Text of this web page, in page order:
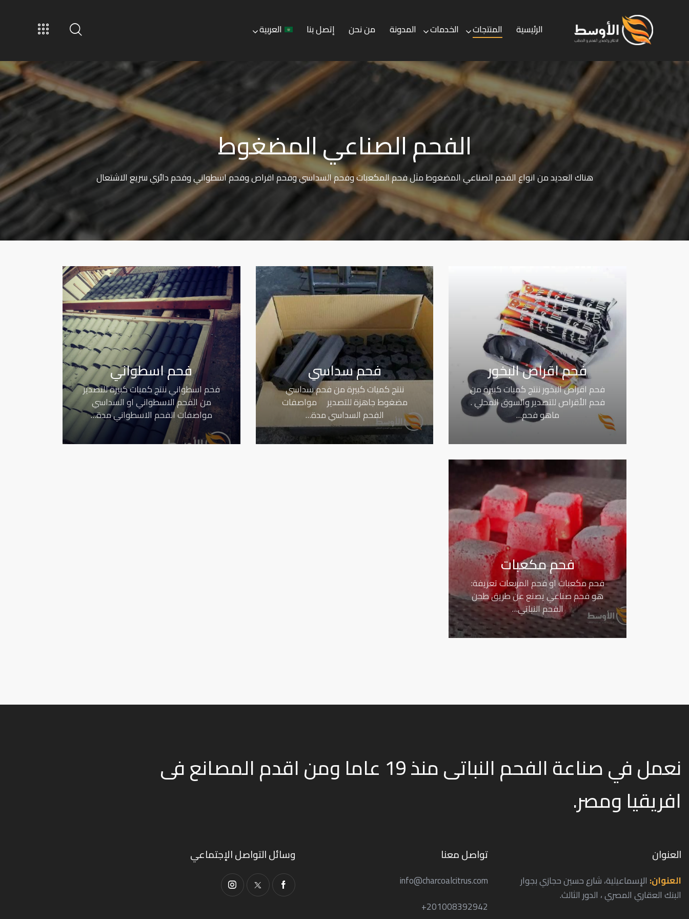
الرئيسية المنتجات الخدمات المدونة من نحن إتصل بنا العربية
الرئيسية المنتجات الخدمات المدونة من نحن العربية
الفحم الصناعي المضغوط
هناك العديد من انواع الفحم الصناعي المضغوط مثل فحم المكعبات وفحم السداسي وفحم اقراص وفحم اسطواني وفحم دائري سريع الاشتعال
فحم اقراص البخور
فحم اقراص البخور ننتج كميات كبيرة من
فحم الأقراص للتصدير والسوق المحلي .
ماهو فحم…
فحم سداسي
ننتج كميات كبيرة من فحم سداسي
مضغوط جاهزة للتصدير مواصفات
الفحم السداسي مدة…
فحم اسطواني
فحم اسطواني ننتج كميات كبيرة للتصدير
من الفحم الاسطواني او السداسي
مواصفات الفحم الاسطواني مدة…
فحم مكعبات
فحم مكعبات او فحم المربعات تعريفة:
هو فحم صناعي يصنع عن طريق طحن
الفحم النباتي…
نعمل في صناعة الفحم النباتى منذ 19 عاما ومن اقدم المصانع فى
افريقيا ومصر.
العنوان
العنوان: الإسماعيلية، شارع حسين حجازي بجوار
البنك العقاري المصري ، الدور الثالث.
تواصل معنا
info@charcoalcitrus.com
201008392942+
وسائل التواصل الإجتماعي